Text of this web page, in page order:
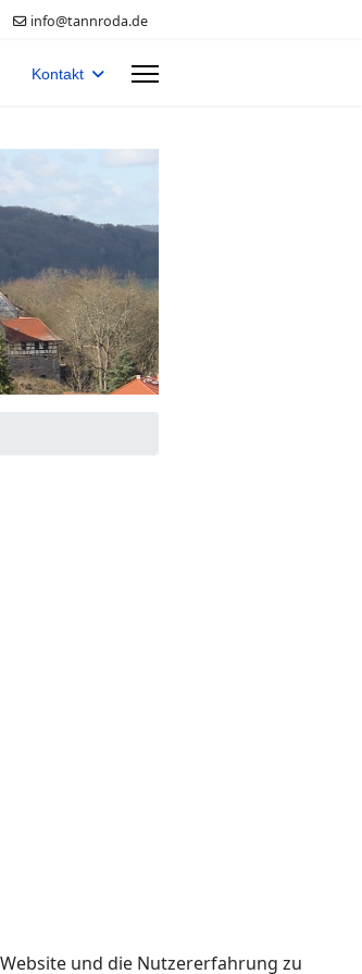
info@tannroda.de
Kontakt
und die Nutzererfahrung zu